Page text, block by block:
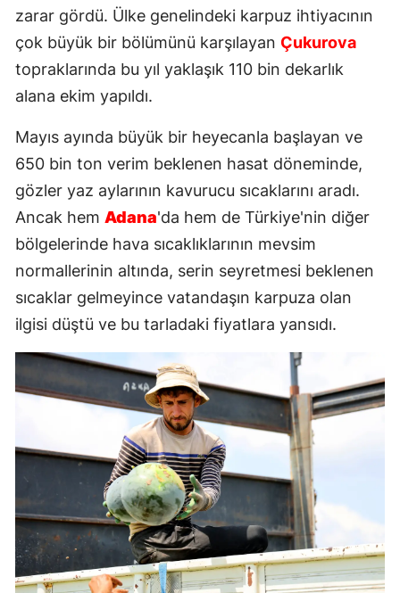
zarar gördü. Ülke genelindeki karpuz ihtiyacının
çok büyük bir bölümünü karşılayan Çukurova
topraklarında bu yıl yaklaşık 110 bin dekarlık
alana ekim yapıldı.
Mayıs ayında büyük bir heyecanla başlayan ve
650 bin ton verim beklenen hasat döneminde,
gözler yaz aylarının kavurucu sıcaklarını aradı.
Ancak hem Adana'da hem de Türkiye'nin diğer
bölgelerinde hava sıcaklıklarının mevsim
normallerinin altında, serin seyretmesi beklenen
sıcaklar gelmeyince vatandaşın karpuza olan
ilgisi düştü ve bu tarladaki fiyatlara yansıdı.